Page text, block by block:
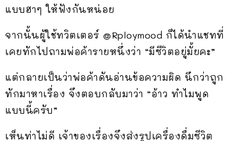
แบบฮาๆ ให้ฟังกันหน่อย
จากนั้นผู้ใช้ทวิตเตอร์ @Rploymood ก็ได้นำแชทที่
เคยทักไปถามพ่อค้ารายหนึ่งว่า “มีซีวิตอยู่มั้ยคะ”
แต่กลายเป็นว่าพ่อค้าดันอ่านข้อความผิด นึกว่าถูก
ทักมาหาเรื่อง จึงตอบกลับมาว่า “อ้าว ทำไมพูด
แบบนี้ครับ”
เห็นท่าไม่ดี เจ้าของเรื่องจึงส่งรูปเครื่องดื่มซีวิต